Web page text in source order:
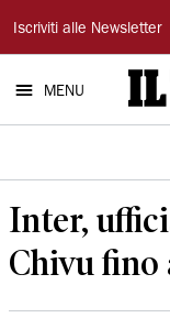
Il
Tirreno
Iscriviti alle Newsletter
MENU
Inter,
Chivu fino